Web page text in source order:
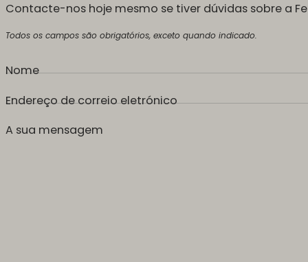
Contacte-nos hoje mesmo se tiver dúvidas sobre a
Todos os campos são obrigatórios, exceto quando indicado.
Nome
Endereço de correio eletrónico
A sua mensagem